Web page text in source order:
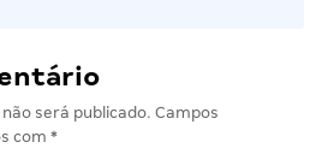
será publicado. Campos
com *